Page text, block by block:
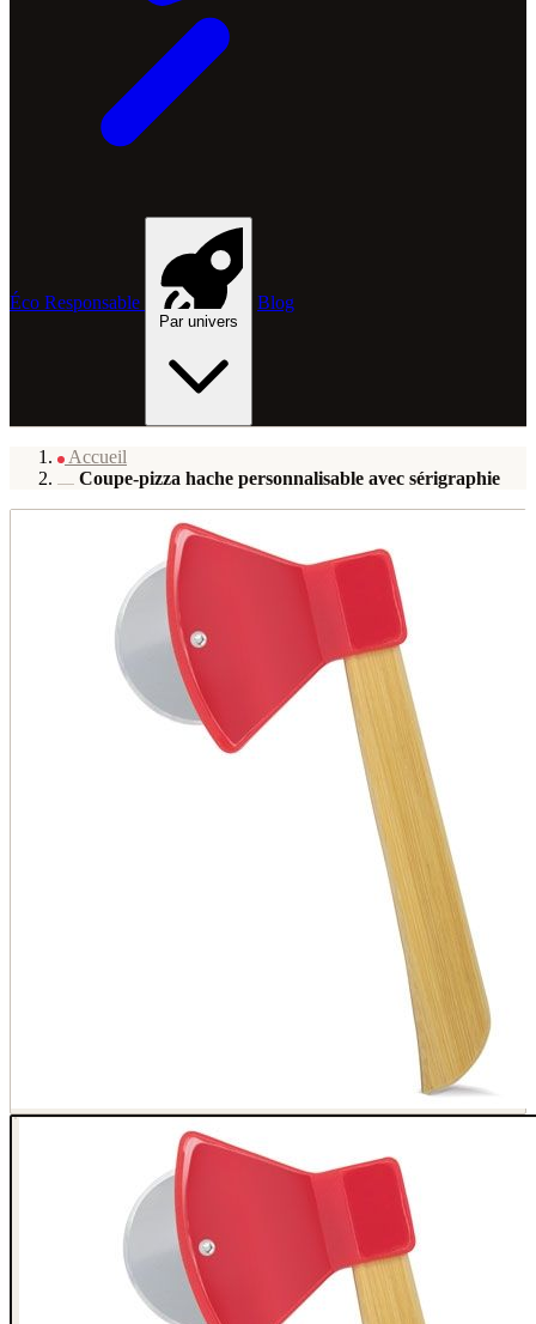
Éco Responsable
Par univers
Blog
Accueil
Coupe-pizza hache personnalisable avec sérigraphie